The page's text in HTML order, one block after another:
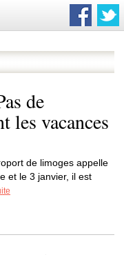
de
les vacances
de limoges appelle
et le 3 janvier, il est